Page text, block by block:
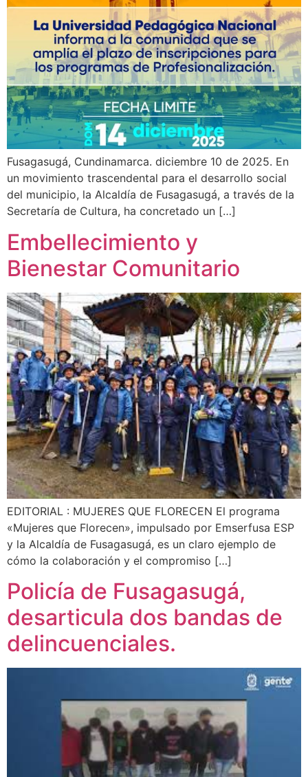
Fusagasugá, Cundinamarca. diciembre 10 de 2025. En
un movimiento trascendental para el desarrollo social
del municipio, la Alcaldía de Fusagasugá, a través de la
Secretaría de Cultura, ha concretado un […]
Embellecimiento y
Bienestar Comunitario
EDITORIAL : MUJERES QUE FLORECEN El programa
«Mujeres que Florecen», impulsado por Emserfusa ESP
y la Alcaldía de Fusagasugá, es un claro ejemplo de
cómo la colaboración y el compromiso […]
Policía de Fusagasugá,
desarticula dos bandas de
delincuenciales.